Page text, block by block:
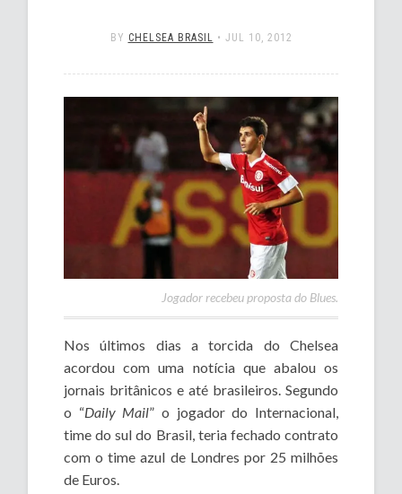
BY CHELSEA BRASIL • JUL 10, 2012
Jogador recebeu proposta do Blues.
Nos últimos dias a torcida do Chelsea
acordou com uma notícia que abalou os
jornais britânicos e até brasileiros. Segundo
o “Daily Mail” o jogador do Internacional,
time do sul do Brasil, teria fechado contrato
com o time azul de Londres por 25 milhões
de Euros.